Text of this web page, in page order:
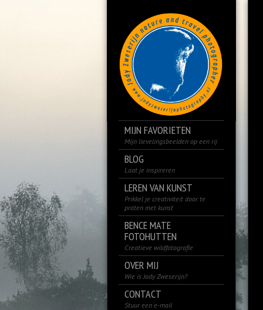
MIJN FAVORIETEN
Mijn lievelingsbeelden op een rij
BLOG
Laat je inspireren
LEREN VAN KUNST
Prikkel je creativiteit door te
praten met kunst
BENCE MATE
FOTOHUTTEN
Creatieve wildfotografie
OVER MIJ
Wie is Jody Zweserijn?
CONTACT
Stuur een e-mail